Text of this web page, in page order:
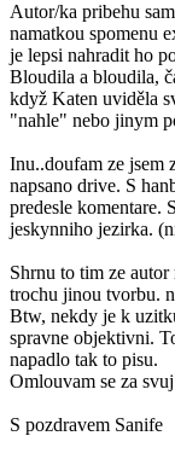
Autor/ka pribehu
namatkou spomenu
je lepsi nahradit ho
Bloudila a bloudila,
když Katen uviděla
"nahle" nebo jinym
Inu..doufam ze jsem
napsano drive. S
predesle komentare.
jeskynniho jezirka.
Shrnu to tim ze autor
trochu jinou tvorbu.
Btw, nekdy je k
spravne objektivni.
napadlo tak to pisu.
Omlouvam se za
S pozdravem Sanife